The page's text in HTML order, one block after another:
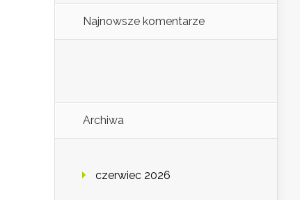
Najnowsze komentarze
Archiwa
czerwiec 2026